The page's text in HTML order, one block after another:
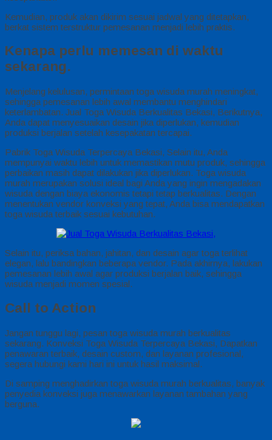
Kemudian, produk akan dikirim sesuai jadwal yang ditetapkan,
berkat sistem terstruktur pemesanan menjadi lebih praktis.
Kenapa perlu memesan di waktu
sekarang.
Menjelang kelulusan, permintaan toga wisuda murah meningkat,
sehingga pemesanan lebih awal membantu menghindari
keterlambatan. Jual Toga Wisuda Berkualitas Bekasi, Berikutnya,
Anda dapat menyesuaikan desain jika diperlukan, kemudian
produksi berjalan setelah kesepakatan tercapai.
Pabrik Toga Wisuda Terpercaya Bekasi, Selain itu, Anda
mempunyai waktu lebih untuk memastikan mutu produk, sehingga
perbaikan masih dapat dilakukan jika diperlukan. Toga wisuda
murah merupakan solusi ideal bagi Anda yang ingin mengadakan
wisuda dengan biaya ekonomis tetapi tetap berkualitas. Dengan
menentukan vendor konveksi yang tepat, Anda bisa mendapatkan
toga wisuda terbaik sesuai kebutuhan.
Selain itu, periksa bahan, jahitan, dan desain agar toga terlihat
elegan, lalu bandingkan beberapa vendor. Pada akhirnya, lakukan
pemesanan lebih awal agar produksi berjalan baik, sehingga
wisuda menjadi momen spesial.
Call to Action
Jangan tunggu lagi, pesan toga wisuda murah berkualitas
sekarang. Konveksi Toga Wisuda Terpercaya Bekasi, Dapatkan
penawaran terbaik, desain custom, dan layanan profesional,
segera hubungi kami hari ini untuk hasil maksimal.
Di samping menghadirkan toga wisuda murah berkualitas, banyak
penyedia konveksi juga menawarkan layanan tambahan yang
berguna.